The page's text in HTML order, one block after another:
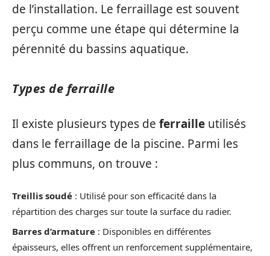
de l’installation. Le ferraillage est souvent
perçu comme une étape qui détermine la
pérennité du bassins aquatique.
Types de ferraille
Il existe plusieurs types de ferraille utilisés
dans le ferraillage de la piscine. Parmi les
plus communs, on trouve :
Treillis soudé : Utilisé pour son efficacité dans la
répartition des charges sur toute la surface du radier.
Barres d’armature : Disponibles en différentes
épaisseurs, elles offrent un renforcement supplémentaire,